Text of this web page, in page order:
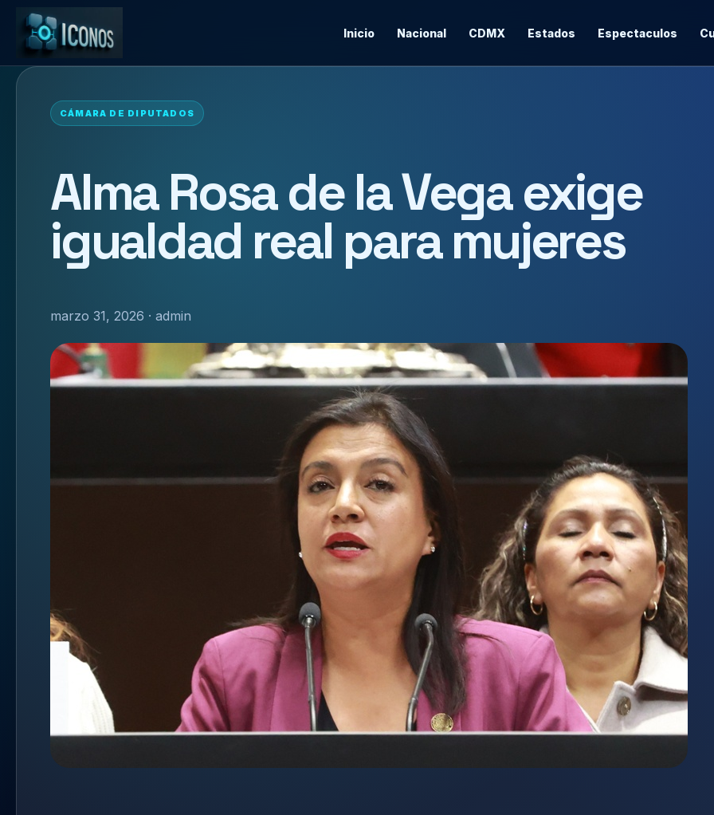
Inicio Nacional CDMX Estados Espectaculos
CÁMARA DE DIPUTADOS
Alma Rosa de la Vega exige
igualdad real para mujeres
marzo 31, 2026 · admin